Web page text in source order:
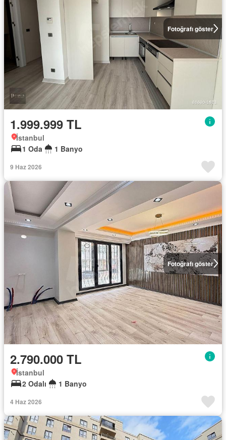
Fotoğrafı göster
1.999.999 TL
İstanbul
1 Oda
1 Banyo
9 Haz 2026
Fotoğrafı göster
2.790.000 TL
İstanbul
2 Odalı
1 Banyo
4 Haz 2026